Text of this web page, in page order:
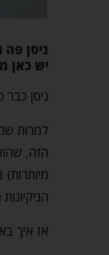
ניסן
יש כאן
ניסן
למרות
הזה,
אז איך